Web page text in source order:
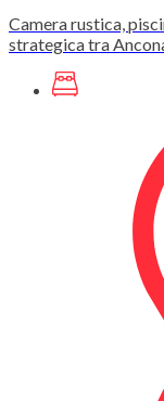
Camera rustica,
strategica tra